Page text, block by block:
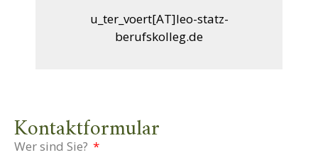
u_ter_voert[AT]leo-statz-
berufskolleg.de
Kontaktformular
Wer sind Sie?